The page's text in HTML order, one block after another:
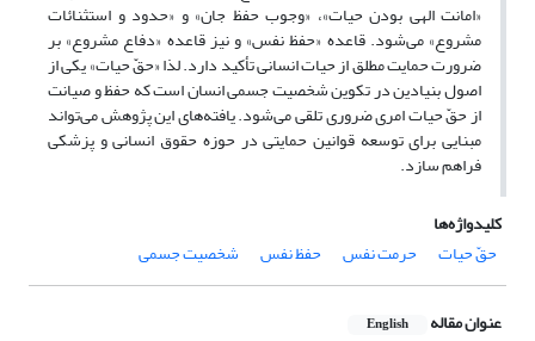
«امانت الهی بودن حیات»، «وجوب حفظ جان» و «حدود و استثنائات
مشروع» می‌شود. قاعده «حفظ نفس» و نیز قاعده «دفاع مشروع» بر
ضرورت حمایت مطلق از حیات انسانی تأکید دارد. لذا «حقّ حیات» یکی از
اصول بنیادین در تکوین شخصیت جسمی انسان است که حفظ و صیانت
از حقّ حیات امری ضروری تلقی می‌شود. یافته‌های این پژوهش می‌تواند
مبنایی برای توسعه قوانین حمایتی در حوزه حقوق انسانی و پزشکی
فراهم سازد.
کلیدواژه‌ها
حقّ حیات
حرمت نفس حفظ نفس شخصیت جسمی
عنوان مقاله English